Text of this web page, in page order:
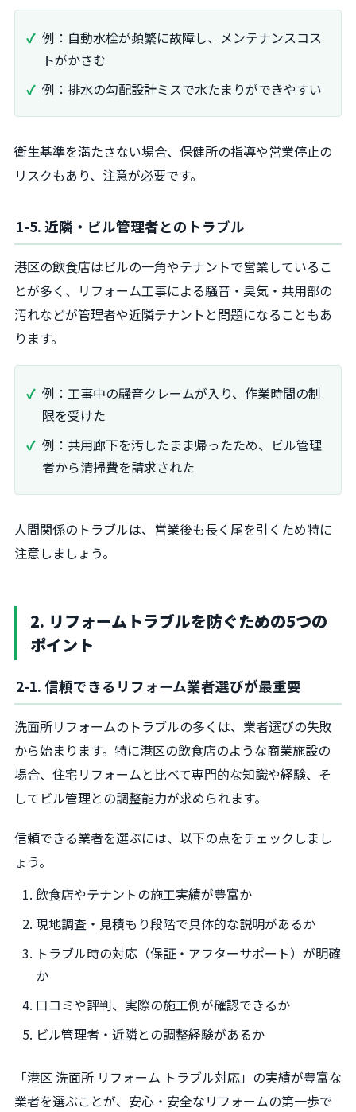
例：自動水栓が頻繁に故障し、メンテナンスコス
トがかさむ
例：排水の勾配設計ミスで水たまりができやすい
衛生基準を満たさない場合、保健所の指導や営業停止の
リスクもあり、注意が必要です。
1-5. 近隣・ビル管理者とのトラブル
港区の飲食店はビルの一角やテナントで営業しているこ
とが多く、リフォーム工事による騒音・臭気・共用部の
汚れなどが管理者や近隣テナントと問題になることもあ
ります。
例：工事中の騒音クレームが入り、作業時間の制
限を受けた
例：共用廊下を汚したまま帰ったため、ビル管理
者から清掃費を請求された
人間関係のトラブルは、営業後も長く尾を引くため特に
注意しましょう。
2. リフォームトラブルを防ぐための5つの
ポイント
2-1. 信頼できるリフォーム業者選びが最重要
洗面所リフォームのトラブルの多くは、業者選びの失敗
から始まります。特に港区の飲食店のような商業施設の
場合、住宅リフォームと比べて専門的な知識や経験、そ
してビル管理との調整能力が求められます。
信頼できる業者を選ぶには、以下の点をチェックしまし
ょう。
飲食店やテナントの施工実績が豊富か
現地調査・見積もり段階で具体的な説明があるか
トラブル時の対応（保証・アフターサポート）が明確
か
口コミや評判、実際の施工例が確認できるか
ビル管理者・近隣との調整経験があるか
「港区 洗面所 リフォーム トラブル対応」の実績が豊富な
業者を選ぶことが、安心・安全なリフォームの第一歩で